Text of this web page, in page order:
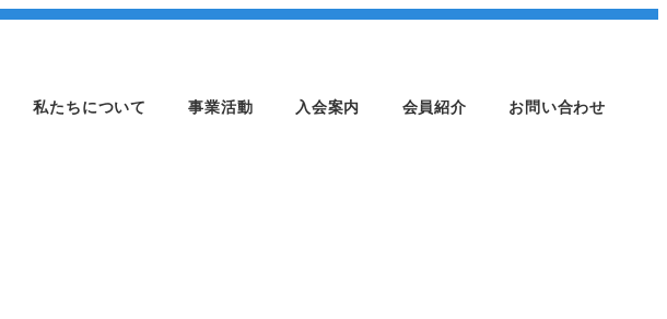
私たちについて 事業活動 入会案内 会員紹介 お問い合わせ